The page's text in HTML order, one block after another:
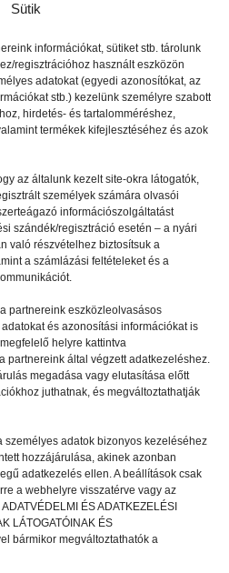
Sütik
információkat, sütiket stb. tárolunk
regisztrációhoz használt eszközön
adatokat (egyedi azonosítókat, az
stb.) kezelünk személyre szabott
hirdetés- és tartalomméréshez,
termékek kifejlesztéséhez és azok
az általunk kezelt site-okra látogatók,
személyek számára olvasói
információszolgáltatást
szándék/regisztráció esetén – a nyári
való részvételhez biztosítsuk a
a számlázási feltételeket és a
partnereink eszközleolvasásos
és azonosítási információkat is
helyre kattintva
partnereink által végzett adatkezeléshez.
megadása vagy elutasítása előtt
juthatnak, és megváltoztathatják
személyes adatok bizonyos kezeléséhez
hozzájárulása, akinek azonban
adatkezelés ellen. A beállítások csak
a webhelyre visszatérve vagy az
ÉS ADATKEZELÉSI
LÁTOGATÓINAK ÉS
bármikor megváltoztathatók a
klub